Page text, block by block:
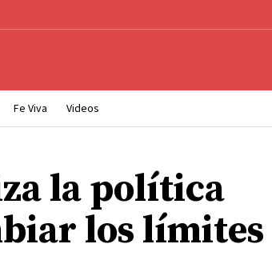
Fe Viva Videos
la política
los límites